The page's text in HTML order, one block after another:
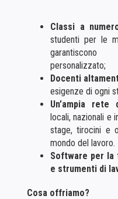
Classi a
studenti per le
garantiscono
personalizzato;
Docenti
esigenze di ogni
Un’ampia
locali, nazionali e
stage, tirocini e
mondo del lavoro.
Software per la
e strumenti di
Cosa offriamo?